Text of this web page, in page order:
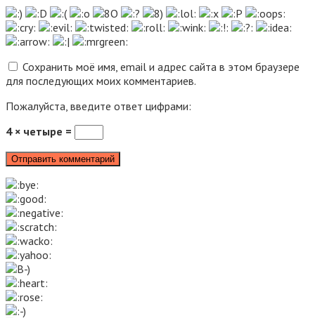
Сохранить моё имя, email и адрес сайта в этом браузере
для последующих моих комментариев.
Пожалуйста, введите ответ цифрами:
4 × четыре =